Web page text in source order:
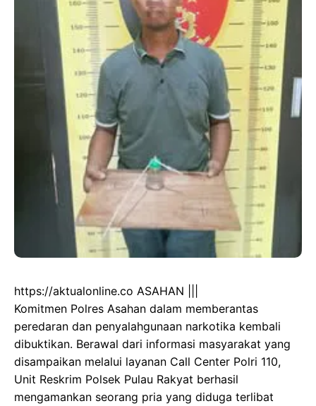
https://aktualonline.co ASAHAN |||
Komitmen Polres Asahan dalam memberantas
peredaran dan penyalahgunaan narkotika kembali
dibuktikan. Berawal dari informasi masyarakat yang
disampaikan melalui layanan Call Center Polri 110,
Unit Reskrim Polsek Pulau Rakyat berhasil
mengamankan seorang pria yang diduga terlibat